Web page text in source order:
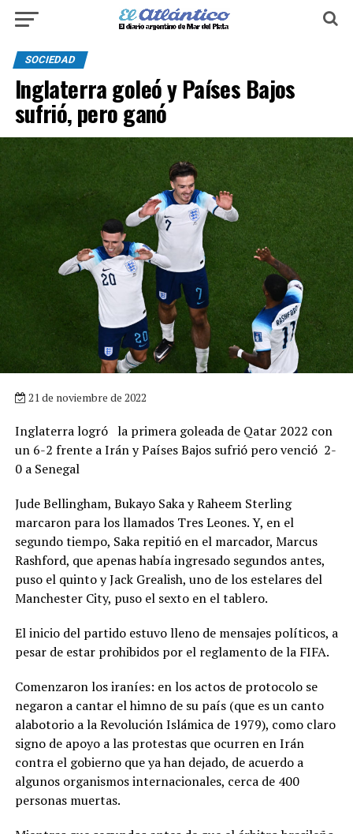
SOCIEDAD
Inglaterra goleó y Países Bajos
sufrió, pero ganó
21 de noviembre de 2022
Inglaterra logró la primera goleada de Qatar 2022 con
un 6-2 frente a Irán y Países Bajos sufrió pero venció 2-
0 a Senegal
Jude Bellingham, Bukayo Saka y Raheem Sterling
marcaron para los llamados Tres Leones. Y, en el
segundo tiempo, Saka repitió en el marcador, Marcus
Rashford, que apenas había ingresado segundos antes,
puso el quinto y Jack Grealish, uno de los estelares del
Manchester City, puso el sexto en el tablero.
El inicio del partido estuvo lleno de mensajes políticos, a
pesar de estar prohibidos por el reglamento de la FIFA.
Comenzaron los iraníes: en los actos de protocolo se
negaron a cantar el himno de su país (que es un canto
alabotorio a la Revolución Islámica de 1979), como claro
signo de apoyo a las protestas que ocurren en Irán
contra el gobierno que ya han dejado, de acuerdo a
algunos organismos internacionales, cerca de 400
personas muertas.